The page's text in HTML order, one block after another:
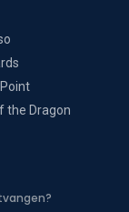
the Dragon